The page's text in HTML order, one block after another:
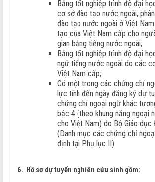
Bằng tốt nghiệp trình độ đại
cơ sở đào tạo nước ngoài,
đào tạo nước ngoài ở Việt
tạo của Việt Nam cấp cho
gian bằng tiếng nước ngoài;
Bằng tốt nghiệp trình độ đại
ngữ tiếng nước ngoài do các
Việt Nam cấp;
Có một trong các chứng chỉ
lực tính đến ngày đăng ký dự
chứng chỉ ngoại ngữ khác
bậc 4 (theo khung năng ngoại
cho Việt Nam) do Bộ Giáo
(Danh mục các chứng chỉ
định tại Phụ lục II).
6. Hồ sơ dự tuyển nghiên cứu sinh gồm: